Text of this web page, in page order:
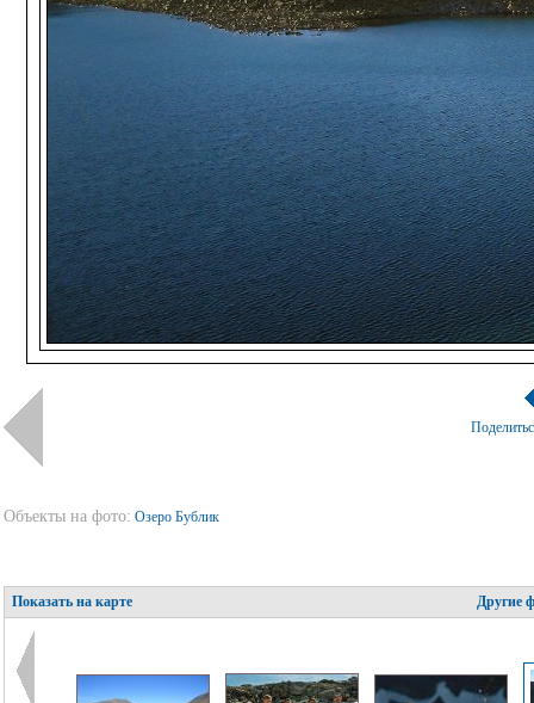
Объекты на фото: Озеро Бублик
Показать на карте Другие